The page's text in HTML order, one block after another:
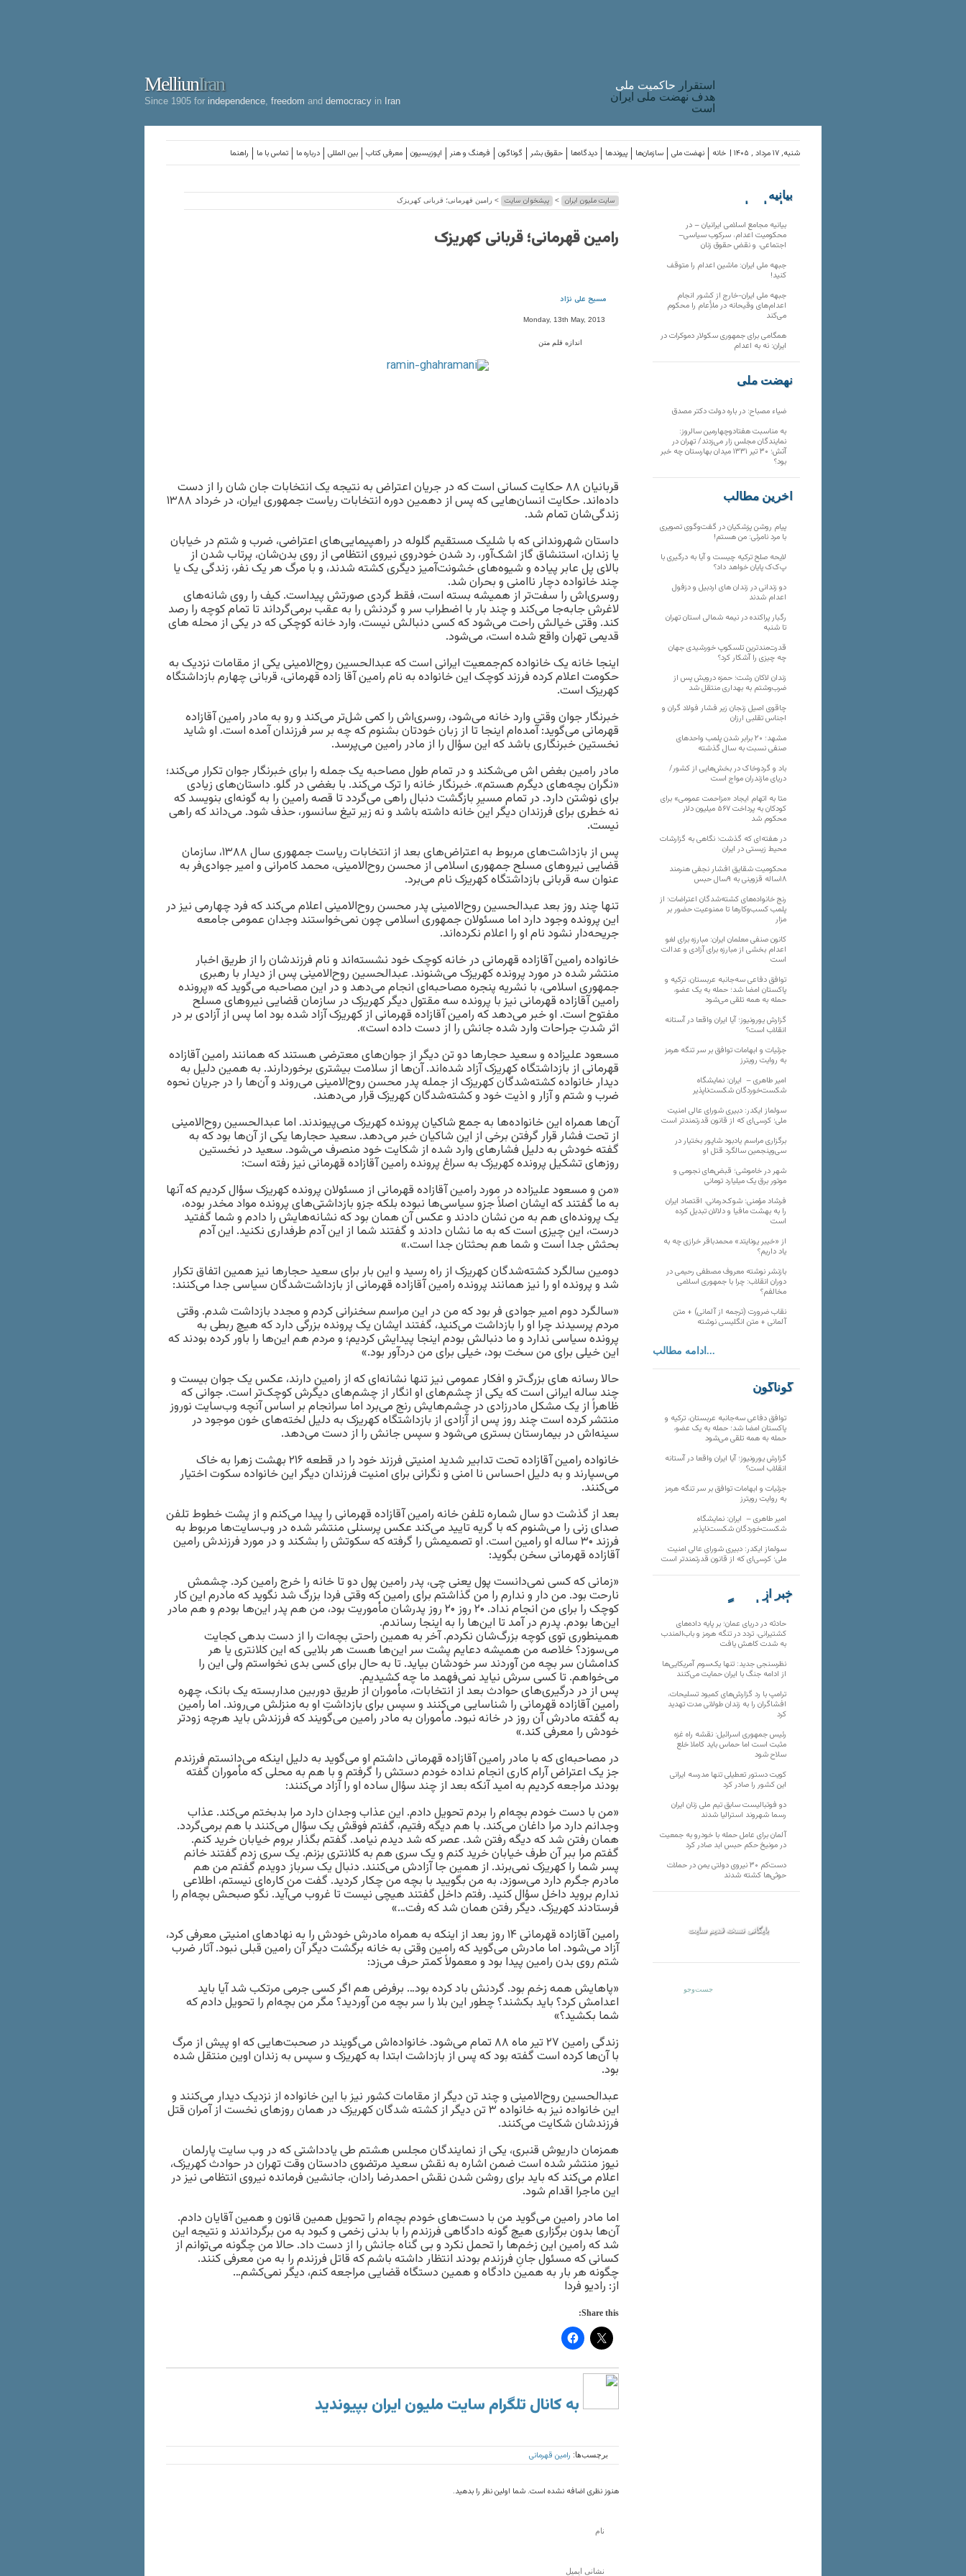
MelliunIran
Since 1905 for independence freedom and democracy in Iran
استقرار حاکميت ملی
هدف نهضت ملی ایران
است
راهنما تماس با ما درباره ما بین المللی معرفی کتاب اپوزیسیون فرهنگ و هنر گوناگون حقوق بشر دیدگاه‌ها پیوندها سازمان‌ها نهضت ملی خانه شنبه, ۱۷ مرداد , ۱۴۰۵ |
سایت ملیون ایران > پیشخوان سایت > رامین قهرمانی؛ قربانی کهریزک
رامین قهرمانی؛ قربانی کهریزک
مسیح علی نژاد
Monday, 13th May, 2013
اندازه قلم متن
قربانیان ۸۸ حکایت کسانی است که در جریان اعتراض به نتیجه یک انتخابات جان شان را از دست
داده‌اند. حکایت انسان‌هایی که پس از دهمین دوره انتخابات ریاست جمهوری ایران، در خرداد ۱۳۸۸
زندگی‌شان تمام شد.
داستان شهروندانی که با شلیک مستقیم گلوله در راهپیمایی‌های اعتراضی، ضرب و شتم در خیابان
یا زندان، استنشاق گاز اشک‌آور، رد شدن خودروی نیروی انتظامی از روی بدن‌شان، پرتاب شدن از
بالای پل عابر پیاده و شیوه‌های خشونت‌آمیز دیگری کشته شدند، و با مرگ هر یک نفر، زندگی یک یا
چند خانواده دچار ناامنی و بحران شد.
روسری‌اش را سفت‌تر از همیشه بسته است، فقط گردی صورتش پیداست. کیف را روی شانه‌های
لاغرش جابه‌جا می‌کند و چند بار با اضطراب سر و گردنش را به عقب برمی‌گرداند تا تمام کوچه را رصد
کند. وقتی خیالش راحت می‌شود که کسی دنبالش نیست، وارد خانه کوچکی که در یکی از محله های
قدیمی تهران واقع شده است، می‌شود.
اینجا خانه یک خانواده کم‌جمعیت ایرانی است که عبدالحسین روح‌الامینی یکی از مقامات نزدیک به
حکومت اعلام کرده فرزند کوچک این خانواده به نام رامین آقا زاده قهرمانی، قربانی چهارم بازداشتگاه
کهریزک است.
خبرنگار جوان وقتی وارد خانه می‌شود، روسری‌اش را کمی شل‌تر می‌کند و رو به مادر رامین آقازاده
قهرمانی می‌گوید: آمده‌ام اینجا تا از زبان خودتان بشنوم که چه بر سر فرزندان آمده است. او شاید
نخستین خبرنگاری باشد که این سؤال را از مادر رامین می‌پرسد.
مادر رامین بغض اش می‌شکند و در تمام طول مصاحبه یک جمله را برای خبرنگار جوان تکرار می‌کند؛
«نگران بچه‌های دیگرم هستم». خبرنگار خانه را ترک می‌کند. با بغضی در گلو. داستان‌های زیادی
برای نوشتن دارد. در تمام مسیرِ بازگشت دنبال راهی می‌گردد تا قصه رامین را به گونه‌ای بنویسد که
نه خطری برای فرزندان دیگر این خانه داشته باشد و نه زیر تیغ سانسور، حذف شود. می‌داند که راهی
نیست.
پس از بازداشت‌های مربوط به اعتراض‌های بعد از انتخابات ریاست جمهوری سال ۱۳۸۸، سازمان
قضایی نیروهای مسلح جمهوری اسلامی از محسن روح‌الامینی، محمد کامرانی و امیر جوادی‌فر به
عنوان سه قربانی بازداشتگاه کهریزک نام می‌برد.
تنها چند روز بعد عبدالحسین روح‌الامینی پدر محسن روح‌الامینی اعلام می‌کند که فرد چهارمی نیز در
این پرونده وجود دارد اما مسئولان جمهوری اسلامی چون نمی‌خواستند وجدان عمومی جامعه
جریحه‌دار نشود نام او را اعلام نکرده‌اند.
خانواده رامین آقازاده قهرمانی در خانه کوچک خود نشسته‌اند و نام فرزندشان را از طریق اخبار
منتشر شده در مورد پرونده کهریزک می‌شنوند. عبدالحسین روح‌الامینی پس از دیدار با رهبری
جمهوری اسلامی، با نشریه پنجره مصاحبه‌ای انجام می‌دهد و در این مصاحبه می‌گوید که «پرونده
رامین آقازاده قهرمانی نیز با پرونده سه مقتول دیگر کهریزک در سازمان قضایی نیروهای مسلح
مفتوح است. او خبر می‌دهد که رامین آقازاده قهرمانی از کهریزک آزاد شده بود اما پس از آزادی بر در
اثر شدتِ جراحات وارد شده جانش را از دست داده است».
مسعود علیزاده و سعید حجارها دو تن دیگر از جوان‌های معترضی هستند که همانند رامین آقازاده
قهرمانی از بازداشتگاه کهریزک آزاد شده‌اند. آن‌ها از سلامت بیشتری برخوردارند. به همین دلیل به
دیدار خانواده کشته‌شدگان کهریزک از جمله پدر محسن روح‌الامینی می‌روند و آن‌ها را در جریان نحوه
ضرب و شتم و آزار و اذیت خود و کشته‌شدگان کهریزک قرار می‌دهند.
آن‌ها همراه این خانواده‌ها به جمع شاکیان پرونده کهریزک می‌پیوندند. اما عبدالحسین روح‌الامینی
از تحت فشار قرار گرفتن برخی از این شاکیان خبر می‌دهد. سعید حجارها یکی از آن‌ها بود که به
گفته خودش به دلیل فشارهای وارد شده از شکایت خود منصرف می‌شود. سعید در نخستین
روزهای تشکیل پرونده کهریزک به سراغ پرونده رامین آقازاده قهرمانی نیز رفته است:
«من و مسعود علیزاده در مورد رامین آقازاده قهرمانی از مسئولان پرونده کهریزک سؤال کردیم که آنها
به ما گفتند که ایشان اصلاً جزو سیاسی‌ها نبوده بلکه جزو بازداشتی‌های پرونده مواد مخدر بوده،
یک پرونده‌ای هم به من نشان دادند و عکس آن همان بود که نشانه‌هایش را دادم و شما گفتید
درست، این چیزی است که به ما نشان دادند و گفتند شما از این آدم طرفداری نکنید. این آدم
بحثش جدا است و شما هم بحثتان جدا است.»
دومین سالگرد کشته‌شدگان کهریزک از راه رسید و این بار برای سعید حجارها نیز همین اتفاق تکرار
شد و پرونده او را نیز همانند پرونده رامین آقازاده قهرمانی از بازداشت‌شدگان سیاسی جدا می‌کنند:
«سالگرد دوم امیر جوادی فر بود که من در این مراسم سخنرانی کردم و مجدد بازداشت شدم. وقتی
مردم پرسیدند چرا او را بازداشت می‌کنید، گفتند ایشان یک پرونده بزرگی دارد که هیچ ربطی به
پرونده سیاسی ندارد و ما دنبالش بودم اینجا پیدایش کردیم؛ و مردم هم این‌ها را باور کرده بودند که
این خیلی برای من سخت بود، خیلی برای من دردآور بود.»
حالا رسانه های بزرگ‌تر و افکار عمومی نیز تنها نشانه‌ای که از رامین دارند، عکس یک جوان بیست و
چند ساله ایرانی است که یکی از چشم‌های او انگار از چشم‌های دیگرش کوچک‌تر است. جوانی که
ظاهراً از یک مشکل مادرزادی در چشم‌هایش رنج می‌برد اما سرانجام بر اساس آنچه وب‌سایت نوروز
منتشر کرده است چند روز پس از آزادی از بازداشتگاه کهریزک به دلیل لخته‌های خون موجود در
سینه‌اش در بیمارستان بستری می‌شود و سپس جانش را از دست می‌دهد.
خانواده رامین آقازاده تحت تدابیر شدید امنیتی فرزند خود را در قطعه ۲۱۶ بهشت زهرا به خاک
می‌سپارند و به دلیل احساس نا امنی و نگرانی برای امنیت فرزندان دیگر این خانواده سکوت اختیار
می‌کنند.
بعد از گذشت دو سال شماره تلفن خانه رامین آقازاده قهرمانی را پیدا می‌کنم و از پشت خطوط تلفن
صدای زنی را می‌شنوم که با گریه تایید می‌کند عکس پرسنلی منتشر شده در وب‌سایت‌ها مربوط به
فرزند ۳۰ ساله او رامین است. او تصمیمش را گرفته که سکوتش را بشکند و در مورد فرزندش رامین
آقازاده قهرمانی سخن بگوید:
«زمانی که کسی نمی‌دانست پول یعنی چی، پدر رامین پول دو تا خانه را خرج رامین کرد. چشمش
نارحت بود. من دار و ندارم را من گذاشتم برای رامین که وقتی فردا بزرگ شد نگوید که مادرم این کار
کوچک را برای من انجام نداد. ۲۰ روز ۲۰ روز پدرشان مأموریت بود، من هم پدر این‌ها بودم و هم مادر
این‌ها بودم. پدرم در آمد تا این‌ها را به اینجا رساندم.
همینطوری توی کوچه بزرگ‌شان نکردم. آخر به همین راحتی بچه‌ات را از دست بدهی کجایت
می‌سوزد؟ خلاصه من همیشه دعایم پشت سر این‌ها هست هر بلایی که این کلانتری یا هر
کدامشان سر بچه من آوردند سر خودشان بیاید. تا به حال برای کسی بدی نخواستم ولی این را
می‌خواهم. تا کسی سرش نیاید نمی‌فهمد ما چه کشیدیم.
پس از در درگیری‌های حوادث بعد از انتخابات، مأموران از طریق دوربین مداربسته یک بانک، چهره
رامین آقازاده قهرمانی را شناسایی می‌کنند و سپس برای بازداشتِ او به منزلش می‌روند. اما رامین
به گفته مادرش آن روز در خانه نبود. مأموران به مادر رامین می‌گویند که فرزندش باید هرچه زودتر
خودش را معرفی کند.»
در مصاحبه‌ای که با مادر رامین آقازاده قهرمانی داشتم او می‌گوید به دلیل اینکه می‌دانستم فرزندم
جز یک اعتراض آرام کاری انجام نداده خودم دستش را گرفتم و با هم به محلی که مأموران گفته
بودند مراجعه کردیم به امید آنکه بعد از چند سؤال ساده او را آزاد می‌کنند:
«من با دست خودم بچه‌ام را بردم تحویل دادم. این عذاب وجدان دارد مرا بدبختم می‌کند. عذاب
وجدانم دارد مرا داغان می‌کند. با هم دیگه رفتیم، گفتم فوقش یک سؤال می‌کنند با هم برمی‌گردد.
همان رفتن شد که دیگه رفتن شد. عصر که شد دیدم نیامد. گفتم بگذار بروم خیابان خرید کنم.
گفتم مرا ببر آن طرف خیابان خرید کنم و یک سری هم به کلانتری بزنم. یک سری زدم گفتند خانم
پسر شما را کهریزک نمی‌برند. از همین جا آزادش می‌کنند. دنبال یک سرباز دویدم گفتم من هم
مادرم جگرم دارد می‌سوزد، به من بگویید با بچه من چکار کردید. گفت من کاره‌ای نیستم، اطلاعی
ندارم بروید داخل سؤال کنید. رفتم داخل گفتند هیچی نیست تا غروب می‌آید. نگو صبحش بچه‌ام را
فرستادند کهریزک. دیگر رفتن همان شد که رفت…»
رامین آقازاده قهرمانی ۱۴ روز بعد از اینکه به همراه مادرش خودش را به نهادهای امنیتی معرفی کرد،
آزاد می‌شود. اما مادرش می‌گوید که رامین وقتی به خانه برگشت دیگر آن رامین قبلی نبود. آثار ضرب
شتم روی بدن رامین پیدا بود و معمولاً کمتر حرف می‌زد:
«پاهایش همه زخم بود. گردنش باد کرده بود… برفرض هم اگر کسی جرمی مرتکب شد آیا باید
اعدامش کرد؟ باید بکشند؟ چطور این بلا را سر بچه من آوردید؟ مگر من بچه‌ام را تحویل دادم که
شما بکشید؟»
زندگی رامین ۲۷ تیر ماه ۸۸ تمام می‌شود. خانواده‌اش می‌گویند در صحبت‌هایی که او پیش از مرگ
با آن‌ها کرده است گفته بود که پس از بازداشت ابتدا به کهریزک و سپس به زندان اوین منتقل شده
بود.
عبدالحسین روح‌الامینی و چند تن دیگر از مقامات کشور نیز با این خانواده از نزدیک دیدار می‌کنند و
این خانواده نیز به خانواده ۳ تن دیگر از کشته شدگان کهریزک در همان روزهای نخست از آمران قتل
فرزندشان شکایت می‌کنند.
همزمان داریوش قنبری، یکی از نمایندگان مجلس هشتم طی یادداشتی که در وب سایت پارلمان
نیوز منتشر شده است ضمن اشاره به نقش سعید مرتضوی دادستان وقت تهران در حوادث کهریزک،
اعلام می‌کند که باید برای روشن شدن نقش احمدرضا رادان، جانشین فرمانده نیروی انتظامی نیز در
این ماجرا اقدام شود.
اما مادر رامین می‌گوید من با دست‌های خودم بچه‌ام را تحویل همین قانون و همین آقایان دادم.
آن‌ها بدون برگزاری هیچ گونه دادگاهی فرزندم را با بدنی زخمی و کبود به من برگرداندند و نتیجه این
شد که رامین این زخم‌ها را تحمل نکرد و بی گناه جانش را از دست داد. حالا من چگونه می‌توانم از
کسانی که مسئول جانِ فرزندم بودند انتظار داشته باشم که قاتل فرزندم را به من معرفی کنند.
چگونه هر بار به همین دادگاه و همین دستگاه قضایی مراجعه کنم، دیگر نمی‌کشم…
از: راديو فردا
Share this:
به کانال تلگرام سایت ملیون ایران بپیوندید
برچسب‌ها: رامین قهرمانی
هنوز نظری اضافه نشده است. شما اولین نظر را بدهید.
بیانیه
سازمان‌های
بیانیه مجامع اسلامی ایرانیان – در
محکومیت اعدام، سرکوب سیاسی–
اجتماعی، و نقض حقوق زنان
جبهه ملی ایران: ماشین اعدام را متوقف
کنید!
جبهه ملی ایران-خارج از کشور انجام
اعدام‌های وقیحانه در ملأِعام را محکوم
می‌کند
همگامی برای جمهوری سکولار دموکرات در
ایران: نه به اعدام
نهضت ملی
ضیاء مصباح: در باره دولت دکتر مصدق
به مناسبت هفتادوچهارمین سالروز:
نمایندگان مجلس زار می‌زدند/ تهران در
آتش؛ ۳۰ تیر ۱۳۳۱ میدان بهارستان چه خبر
بود؟
آخرین مطالب
پیام روشن پزشکیان در گفت‌و‌گوی تصویری
با مرد نامرئی: من هستم!
لایحه صلح ترکیه چیست و آیا به درگیری با
پ‌ک‌ک پایان خواهد داد؟
دو زندانی در زندان های اردبیل و دزفول
اعدام شدند
رگبار پراکنده در نیمه شمالی استان تهران
تا شنبه
قدرت‌مندترین تلسکوپ خورشیدی جهان
چه چیزی را آشکار کرد؟
زندان لاکان رشت؛ حمزه درویش پس از
ضرب‌وشتم به بهداری منتقل شد
چاقوی اصیل زنجان زیر فشار فولاد گران و
اجناس تقلبی ارزان
مشهد؛ ۲۰ برابر شدن پلمب واحدهای
صنفی نسبت به سال گذشته
باد و گردوخاک در بخش‌هایی از کشور/
دریای مازندران مواج است
متا به اتهام ایجاد «مزاحمت عمومی» برای
کودکان به پرداخت ۵۶۷ میلیون دلار
محکوم شد
در هفته‌ای که گذشت؛ نگاهی به گزارشات
محیط زیستی در ایران
محکومیت شقایق افشار نجفی هنرمند
۱۸ساله قزوینی به ۹سال حبس
رنج خانواده‌های کشته‌شدگان اعتراضات؛ از
پلمب کسب‌وکارها تا ممنوعیت حضور بر
مزار
کانون صنفی معلمان ایران: مبارزه برای لغو
اعدام بخشی از مبارزه برای آزادی و عدالت
است
توافق دفاعی سه‌جانبه عربستان، ترکیه و
پاکستان امضا شد؛ حمله به یک عضو،
حمله به همه تلقی می‌شود
گزارش یورونیوز؛ آیا ایران واقعا در آستانه
انقلاب است؟
جزئیات و ابهامات توافق بر سر تنگه هرمز
به روایت رویترز
امیر طاهری – ایران: نمایشگاه
شکست‌خوردگان شکست‌ناپذیر
سولماز ایکدر: دبیری شورای عالی امنیت
ملی؛ کرسی‌ای که از قانون قدرتمندتر است
برگزاری مراسم یادبود شاپور بختیار در
سی‌وپنجمین سالگرد قتل او
شهر در خاموشی؛ قبض‌های نجومی و
موتور برق یک میلیارد تومانی
فرشاد مؤمنی: شوک‌درمانی، اقتصاد ایران
را به بهشت مافیا و دلالان تبدیل کرده
است
از «خیبر یونایتد» محمدباقر خرازی چه به
یاد داریم؟
بازنشر نوشته معروف مصطفی رحیمی در
دوران انقلاب: چرا با جمهوری اسلامی
مخالفم؟
نقاب ضرورت (ترجمه از آلمانی) + متن
آلمانی + متن انگلیسی نوشته
ادامه مطالب...
گوناگون
توافق دفاعی سه‌جانبه عربستان، ترکیه و
پاکستان امضا شد؛ حمله به یک عضو،
حمله به همه تلقی می‌شود
گزارش یورونیوز؛ آیا ایران واقعا در آستانه
انقلاب است؟
جزئیات و ابهامات توافق بر سر تنگه هرمز
به روایت رویترز
امیر طاهری – ایران: نمایشگاه
شکست‌خوردگان شکست‌ناپذیر
سولماز ایکدر: دبیری شورای عالی امنیت
ملی؛ کرسی‌ای که از قانون قدرتمندتر است
خبر از
تارنماهای دیگر
حادثه در دریای عمان؛ بر پایه داده‌های
کشتیرانی، تردد در تنگه هرمز و باب‌المندب
به شدت کاهش یافت
نظرسنجی جدید: تنها یک‌سوم آمریکایی‌ها
از ادامه جنگ با ایران حمایت می‌کنند
ترامپ با رد گزارش‌های کمبود تسلیحات،
افشاگران را به زندان طولانی مدت تهدید
کرد
رئیس‌ جمهوری اسرائیل: نقشه راه غزه
مثبت است اما حماس باید کاملا خلع
سلاح شود
کویت دستور تعطیلی تنها مدرسه ایرانی
این کشور را صادر کرد
دو فوتبالیست سابق تیم ملی زنان ایران
رسما شهروند استرالیا شدند
آلمان برای عامل حمله با خودرو به جمعیت
در مونیخ حکم حبس ابد صادر کرد
دست‌کم ۳۰ نیروی دولتی یمن در حملات
حوثی‌ها کشته شدند
بایگانی نسخه قدیم سایت